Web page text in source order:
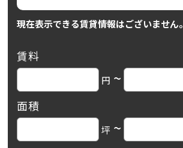
現在表示できる賃貸情報はございません。
賃料
円 ~
面積
坪 ~